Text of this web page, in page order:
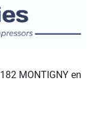
MONTIGNY en